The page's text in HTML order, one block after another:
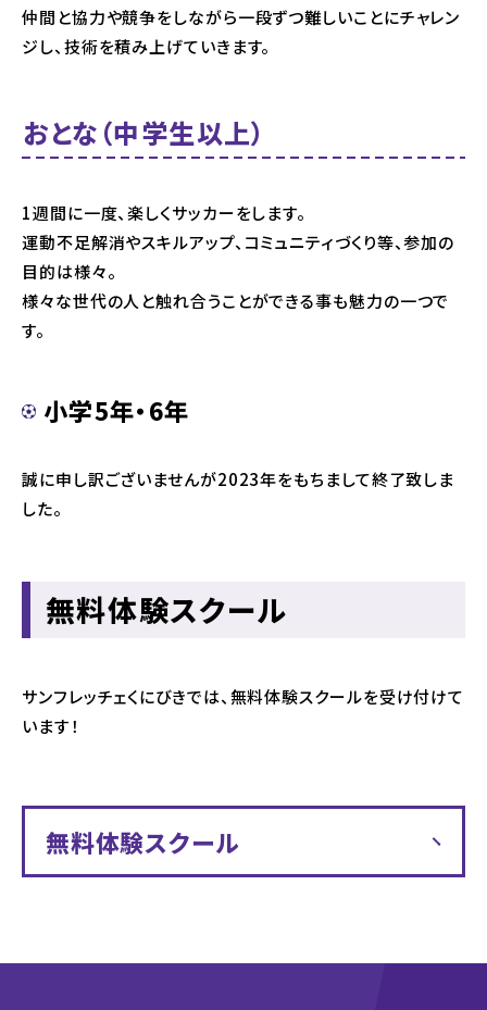
仲間と協力や競争をしながら一段ずつ難しいことにチャレン
ジし、技術を積み上げていきます。
おとな（中学生以上）
1週間に一度、楽しくサッカーをします。
運動不足解消やスキルアップ、コミュニティづくり等、参加の
目的は様々。
様々な世代の人と触れ合うことができる事も魅力の一つで
す。
小学5年・6年
誠に申し訳ございませんが2023年をもちまして終了致しま
した。
無料体験スクール
サンフレッチェくにびきでは、無料体験スクールを受け付けて
います！
無料体験スクール